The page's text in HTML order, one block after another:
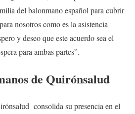
del balonmano español para cubrir
nosotros como es la asistencia
y deseo que este acuerdo sea el
para ambas partes”.
de Quirónsalud
consolida su presencia en el